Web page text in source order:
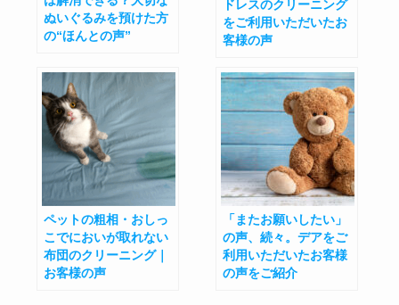
ぬいぐるみを預けた方
の“ほんとの声”
ドレスのクリーニング
をご利用いただいたお
客様の声
ペットの粗相・おしっ
こでにおいが取れない
布団のクリーニング｜
お客様の声
「またお願いしたい」
の声、続々。デアをご
利用いただいたお客様
の声をご紹介